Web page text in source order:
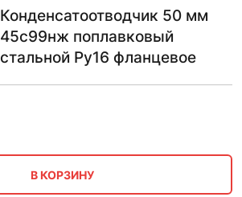
Конденсатоотводчик 50 мм
45с99нж поплавковый
стальной Ру16 фланцевое
В КОРЗИНУ